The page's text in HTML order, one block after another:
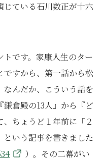
じている石川数正が十六
です。家康人生のター
すから、第一話から松
んだか、こういう話を
倉殿の13人』から『ど
ちょうど１年前に「２
いう記事を書きました
）。その二幕がい